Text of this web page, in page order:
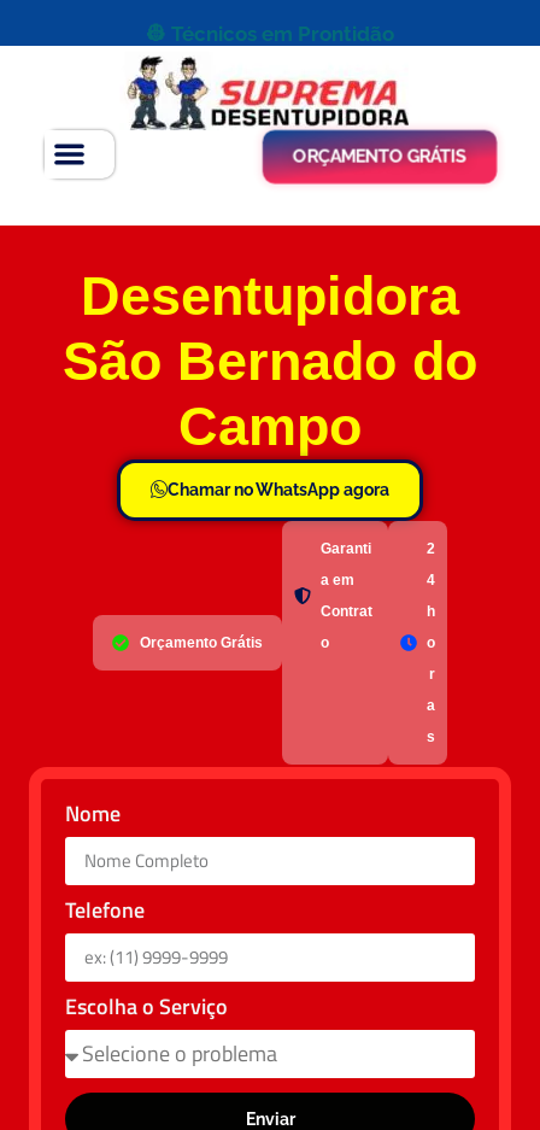
👷 Técnicos em Prontidão
ORÇAMENTO GRÁTIS
Desentupidora
São Bernado do
Campo
Chamar no WhatsApp agora
Orçamento Grátis
Garanti
a em
Contrat
o
2
4
h
o
r
a
s
Nome
Telefone
Escolha o Serviço
Enviar